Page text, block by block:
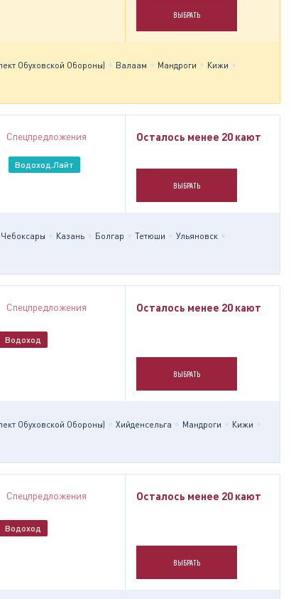
ВЫБРАТЬ
Обуховской Обороны) Валаам Мандроги
Кижи
Спецпредложения
Водоход.Лайт
Осталось менее 20 кают
ВЫБРАТЬ
Чебоксары Казань Болгар Тетюши
Ульяновск
Спецпредложения
Водоход
Осталось менее 20 кают
ВЫБРАТЬ
Обуховской Обороны) Хийденсельга Мандроги
Кижи
Спецпредложения
Водоход
Осталось менее 20 кают
ВЫБРАТЬ